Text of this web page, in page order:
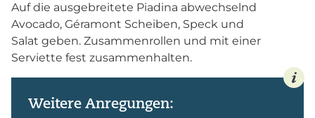
Auf die ausgebreitete Piadina abwechselnd
Avocado, Géramont Scheiben, Speck und
Salat geben. Zusammenrollen und mit einer
Serviette fest zusammenhalten.
Weitere Anregungen: